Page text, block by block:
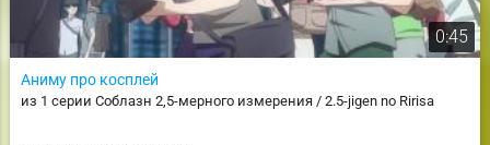
0:45
Аниму про косплей
из 1 серии Соблазн 2,5-мерного измерения / 2.5-jigen no Ririsa